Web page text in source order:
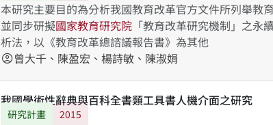
本研究主要目的為分析我國教育改革官方文件所列舉教
並同步研擬國家教育研究院「教育改革研究機制」之永
析法，以《教育改革總諮議報告書》為其他
account_circle曾大千、陳盈宏、楊詩敏、陳淑娟
我國學術性辭典與百科全書類工具書人機介面之研究
研究計畫 2015